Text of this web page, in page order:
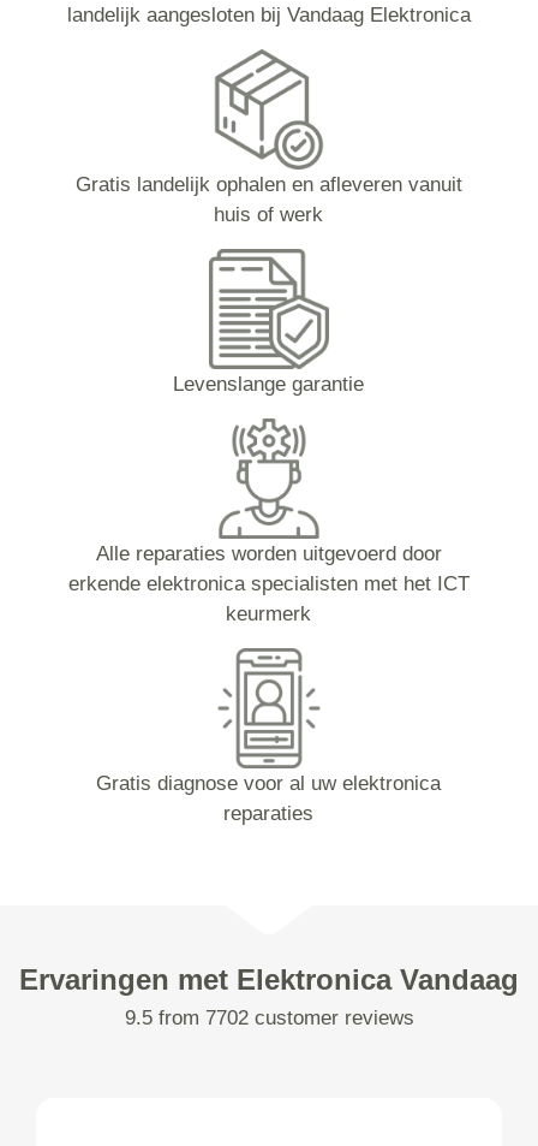
landelijk aangesloten bij Vandaag Elektronica
Gratis landelijk ophalen en afleveren vanuit
huis of werk
Levenslange garantie
Alle reparaties worden uitgevoerd door
erkende elektronica specialisten met het ICT
keurmerk
Gratis diagnose voor al uw elektronica
reparaties
Ervaringen met Elektronica Vandaag
9.5 from 7702 customer reviews